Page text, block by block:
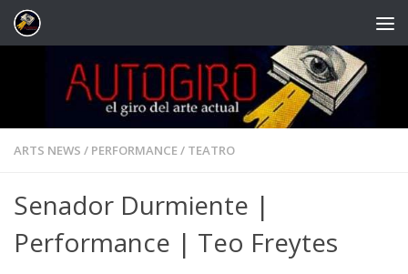
Saltar al contenido
ARTS NEWS / PERFORMANCE/ TEATRO
Senador Durmiente |
Performance | Teo Freytes